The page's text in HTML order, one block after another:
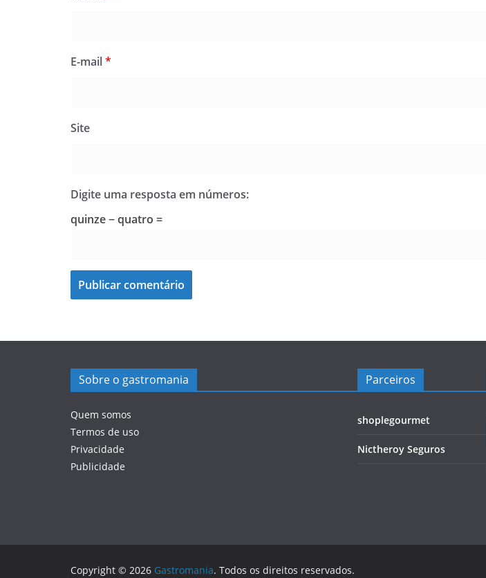
E-mail*
Site
Digite uma resposta em números:
quinze − quatro =
Sobre o gastromania
Quem somos
Termos de uso
Privacidade
Publicidade
Parceiros
shoplegourmet
Nictheroy Seguros
Copyright © 2026 Gastromania. Todos os direitos reservados.